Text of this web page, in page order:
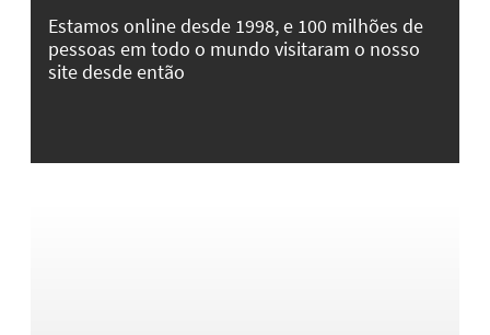
Estamos online desde 1998, e 100 milhões de
pessoas em todo o mundo visitaram o nosso
site desde então